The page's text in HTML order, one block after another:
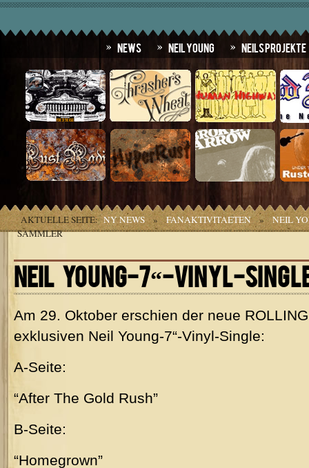
News Neil Young Neils Projekte
AKTUELLE SEITE: NY NEWS » FANAKTIVITAETEN »
NEIL
SAMMLER
NEIL YOUNG-7“-VINYL-
Am 29. Oktober erschien der neue
exklusiven Neil Young-7“-Vinyl-Single:
A-Seite:
“After The Gold Rush”
B-Seite:
“Homegrown”